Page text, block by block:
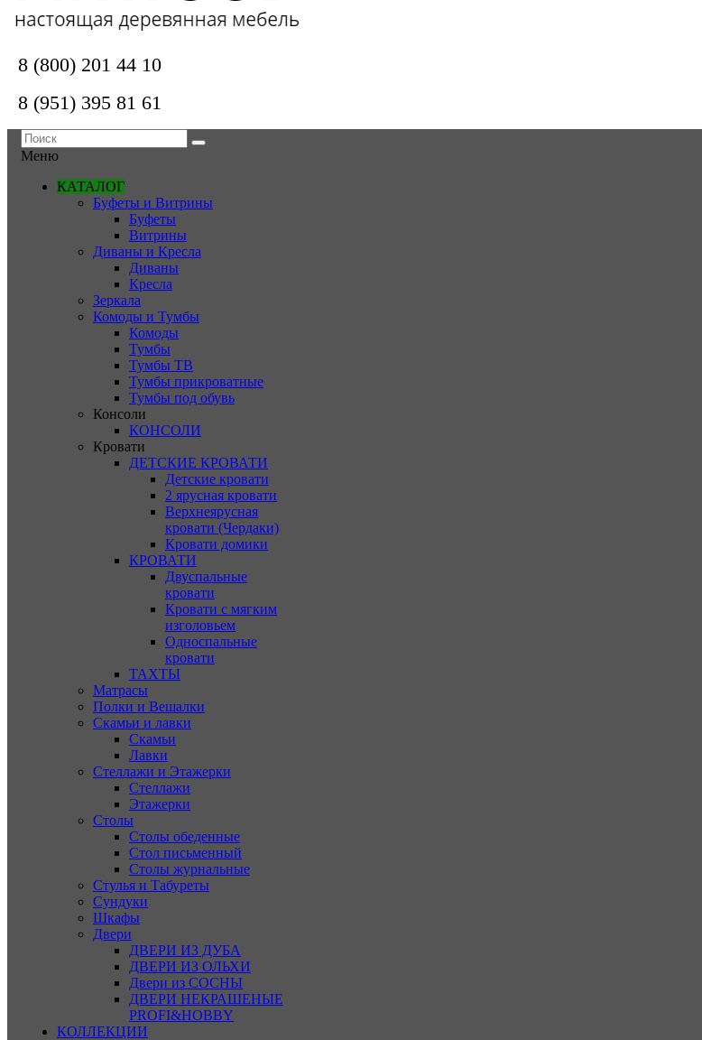
8 (800) 201 44 10
8 (951) 395 81 61
Меню
КАТАЛОГ
Буфеты и Витрины
Буфеты
Витрины
Диваны и Кресла
Диваны
Кресла
Зеркала
Комоды и Тумбы
Комоды
Тумбы
Тумбы ТВ
Тумбы прикроватные
Тумбы под обувь
Консоли
КОНСОЛИ
Кровати
ДЕТСКИЕ КРОВАТИ
Детские кровати
2 ярусная кровати
Верхнеярусная
кровати (Чердаки)
Кровати домики
КРОВАТИ
Двуспальные
кровати
Кровати с мягким
изголовьем
Односпальные
кровати
ТАХТЫ
Матрасы
Полки и Вешалки
Скамьи и лавки
Скамьи
Лавки
Стеллажи и Этажерки
Стеллажи
Этажерки
Столы
Столы обеденные
Стол письменный
Столы журнальные
Стулья и Табуреты
Сундуки
Шкафы
Двери
ДВЕРИ ИЗ ДУБА
ДВЕРИ ИЗ ОЛЬХИ
Двери из СОСНЫ
ДВЕРИ НЕКРАШЕНЫЕ
PROFI&HOBBY
КОЛЛЕКЦИИ